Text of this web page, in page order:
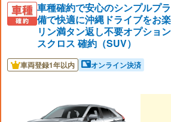
車種確約で安心のシンプルプ
備で快適に沖縄ドライブをお
リン満タン返し不要オプショ
スクロス 確約（SUV）
車両登録1年以内 オンライン決済